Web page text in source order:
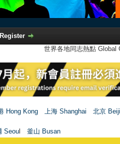
Register
世界各地同志熱點
Hong Kong 上海 Shanghai
北京
Seoul 釜山 Busan